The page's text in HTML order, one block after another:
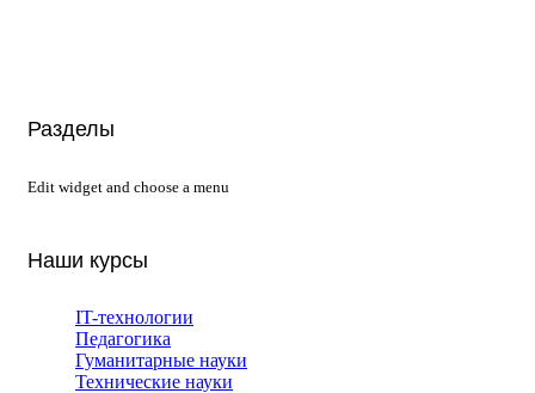
Разделы
Edit widget and choose a menu
Наши курсы
IT-технологии
Педагогика
Гуманитарные науки
Технические науки